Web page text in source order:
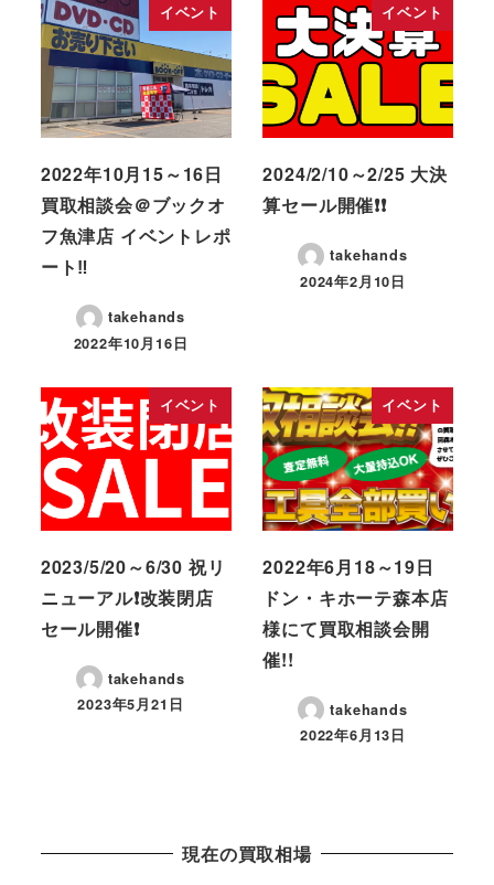
イベント
2022年10月15～16日
買取相談会＠ブックオ
フ魚津店 イベントレポ
ート‼
takehands
2022年10月16日
イベント
2024/2/10～2/25 大決
算セール開催❗❗
takehands
2024年2月10日
イベント
2023/5/20～6/30 祝リ
ニューアル❗改装閉店
セール開催❗
takehands
2023年5月21日
イベント
2022年6月18～19日
ドン・キホーテ森本店
様にて買取相談会開
催!!
takehands
2022年6月13日
現在の買取相場